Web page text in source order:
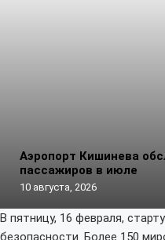
Аэропорт Кишинева
пассажиров в июле
10 августа, 2026
В пятницу, 16 февраля,
безопасности. Более 150